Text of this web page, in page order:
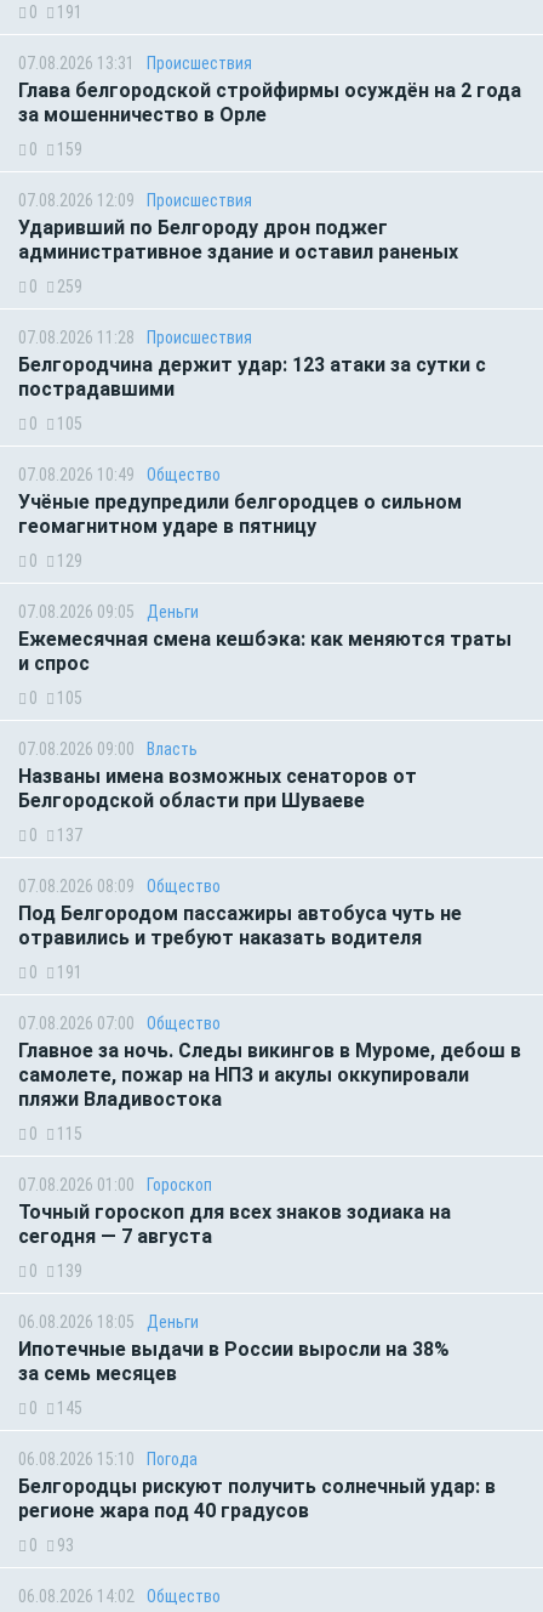
0 191
07.08.2026 13:31 Происшествия
Глава белгородской стройфирмы осуждён на 2 года
за мошенничество в Орле
0 159
07.08.2026 12:09 Происшествия
Ударивший по Белгороду дрон поджег
административное здание и оставил раненых
0 259
07.08.2026 11:28 Происшествия
Белгородчина держит удар: 123 атаки за сутки с
пострадавшими
0 105
07.08.2026 10:49 Общество
Учёные предупредили белгородцев о сильном
геомагнитном ударе в пятницу
0 129
07.08.2026 09:05 Деньги
Ежемесячная смена кешбэка: как меняются траты
и спрос
0 105
07.08.2026 09:00 Власть
Названы имена возможных сенаторов от
Белгородской области при Шуваеве
0 137
07.08.2026 08:09 Общество
Под Белгородом пассажиры автобуса чуть не
отравились и требуют наказать водителя
0 191
07.08.2026 07:00 Общество
Главное за ночь. Следы викингов в Муроме, дебош в
самолете, пожар на НПЗ и акулы оккупировали
пляжи Владивостока
0 115
07.08.2026 01:00 Гороскоп
Точный гороскоп для всех знаков зодиака на
сегодня — 7 августа
0 139
06.08.2026 18:05 Деньги
Ипотечные выдачи в России выросли на 38%
за семь месяцев
0 145
06.08.2026 15:10 Погода
Белгородцы рискуют получить солнечный удар: в
регионе жара под 40 градусов
0 93
06.08.2026 14:02 Общество